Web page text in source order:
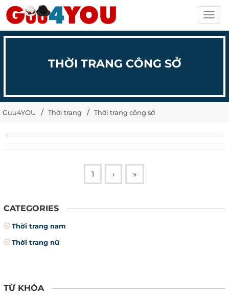
THỜI TRANG CÔNG SỞ
Guu4YOU Thời trang Thời trang công sở
1 › »
CATEGORIES
Thời trang nam
Thời trang nữ
TỪ KHÓA